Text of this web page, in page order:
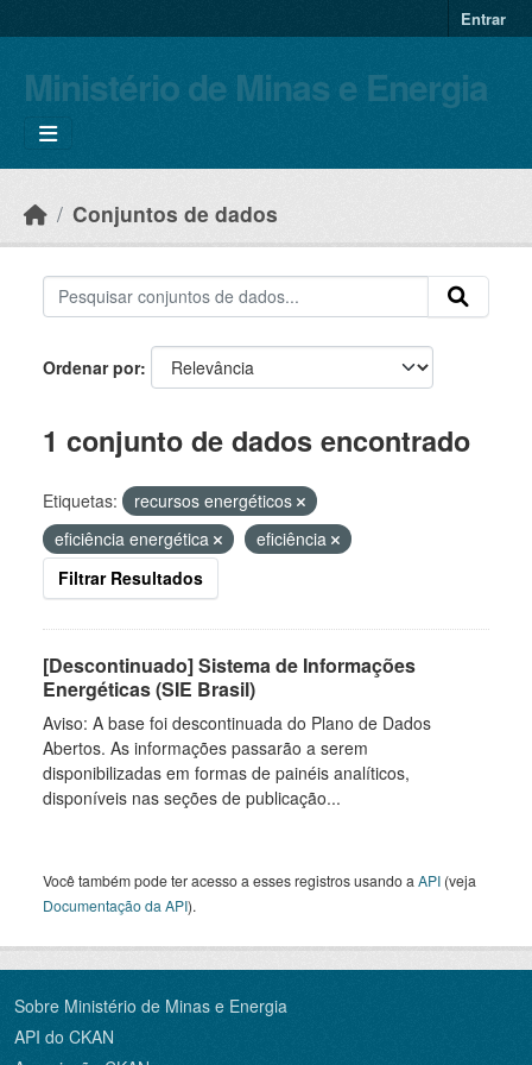
Entrar
Ministério de Minas e Energia
Conjuntos de dados
Ordenar por
1 conjunto de dados encontrado
Etiquetas:
recursos energéticos
eficiência energética
eficiência
Filtrar Resultados
[Descontinuado] Sistema de Informações
Energéticas (SIE Brasil)
Aviso: A base foi descontinuada do Plano de Dados
Abertos. As informações passarão a serem
disponibilizadas em formas de painéis analíticos,
disponíveis nas seções de publicação...
Você também pode ter acesso a esses registros usando a API (veja
Documentação da API).
Sobre Ministério de Minas e Energia
API do CKAN